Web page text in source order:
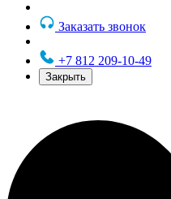
Заказать звонок
+7 812 209-10-49
Закрыть